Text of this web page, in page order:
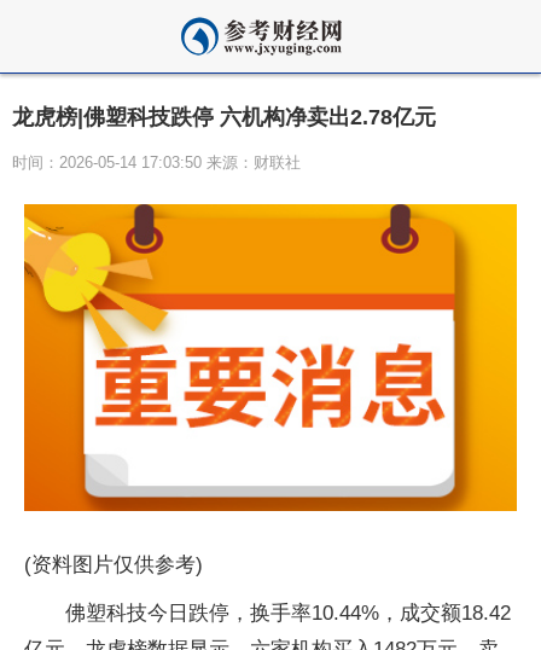
龙虎榜|佛塑科技跌停 六机构净卖出2.78亿元
时间：2026-05-14 17:03:50 来源：财联社
(资料图片仅供参考)
佛塑科技今日跌停，换手率10.44%，成交额18.42